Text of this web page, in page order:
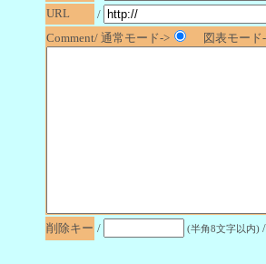
URL
/
Comment/ 通常モード->
図表モード
削除キー / (半角8文字以内) /